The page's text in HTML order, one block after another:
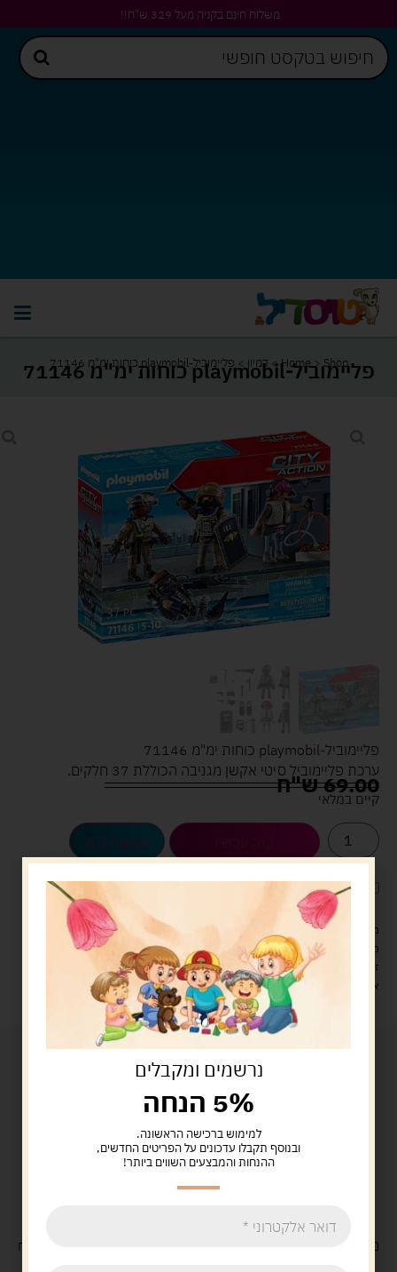
משלוח חינם בקניה מעל 329 ש"ח!!
Home>Shop
>דמיון > פליימוביל-playmobil כוחות ימ"מ 71146 פליימוביל-playmobil כוחות ימ"מ 71146
פליימוביל-playmobil כוחות ימ"מ 71146
ערכת פליימוביל סיטי אקשן מגניבה הכוללת 37 חלקים.
69.00ש"ח
קיים במלאי
הוספה לסל
לארוז את המוצר באריזת מתנה
מעל 329 ש"ח, משלוח עם שליח עד הבית חינם! – 0 ₪
משלוח עם שליח עד הבית: 29 ש"ח
זמן אספקה: עד 4 ימי עסקים.
איסוף עצמי: מ"ביתר טויס" רחוב בניין דוד 18, ביתר עילית.
משלוח
נרשמים ומקבלים
5% הנחה
למימוש ברכישה הראשונה.
ובנוסף תקבלו עדכונים על הפריטים החדשים,
ההנחות והמבצעים השווים ביותר!